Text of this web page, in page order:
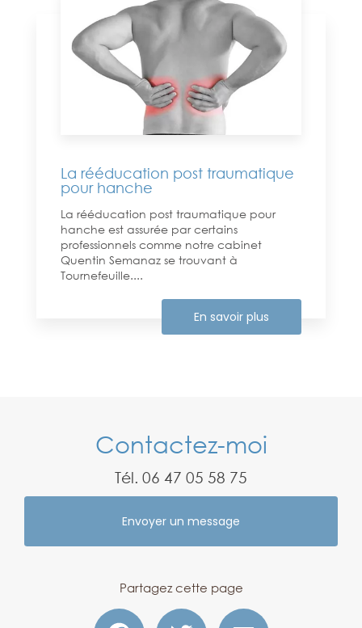
La rééducation post traumatique
pour hanche
La rééducation post traumatique pour
hanche est assurée par certains
professionnels comme notre cabinet
Quentin Semanaz se trouvant à
Tournefeuille....
En savoir plus
Contactez-moi
Tél. 06 47 05 58 75
Envoyer un message
Partagez cette page
Facebook Twitter